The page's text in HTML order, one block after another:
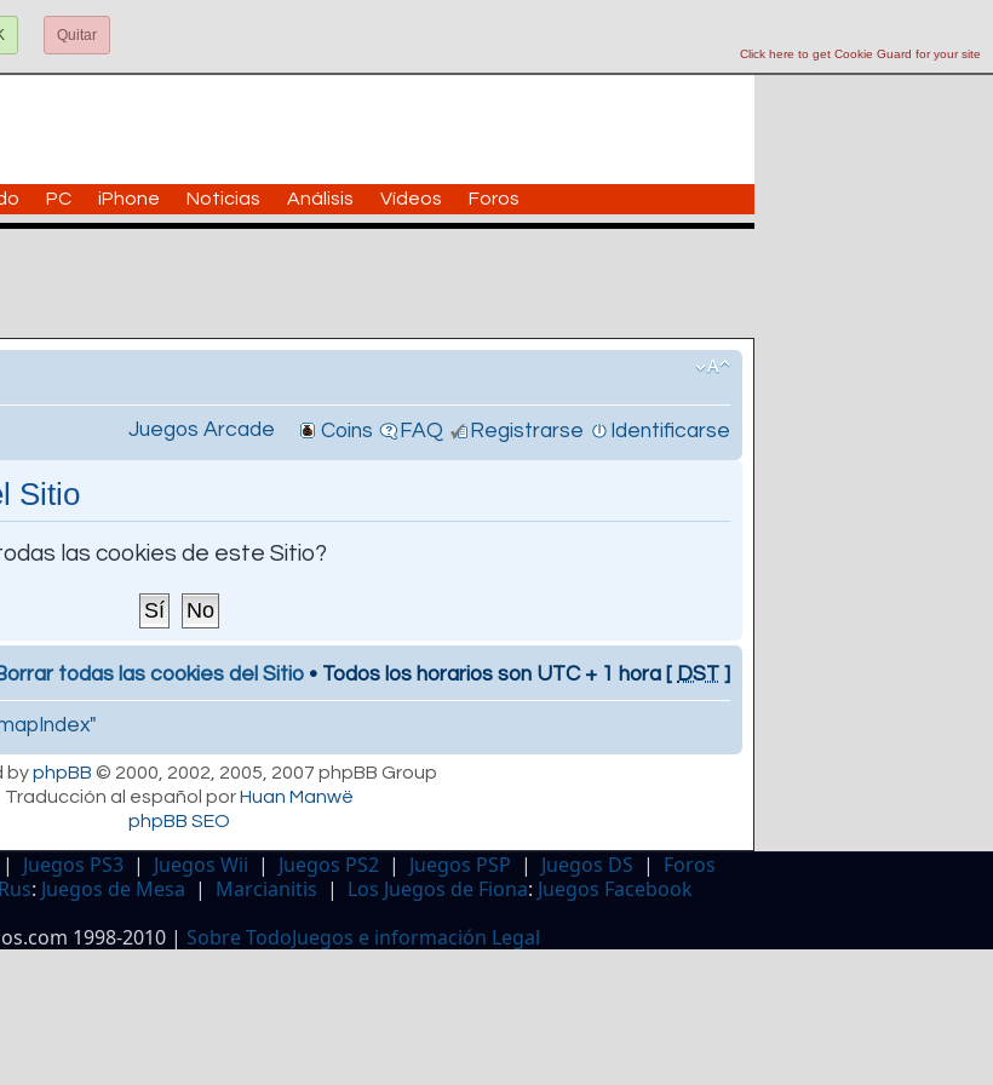
Click here to get Cookie Guard for your site
Quitar
PC iPhone Noticias Análisis Vídeos Foros
Juegos Arcade Coins FAQ Registrarse Identificarse
Sitio
las cookies de este Sitio?
todas las cookies del Sitio • Todos los horarios son UTC + 1 hora [ DST ]
byphpBB © 2000, 2002, 2005, 2007 phpBB Group
Traducción al español porHuan Manwë
phpBB SEO
| Juegos PS3 | Juegos Wii | Juegos PS2 | Juegos PSP | Juegos DS | Foros
: Juegos de Mesa | Marcianitis | Los Juegos de Fiona: Juegos Facebook
1998-2010 | Sobre TodoJuegos e información Legal